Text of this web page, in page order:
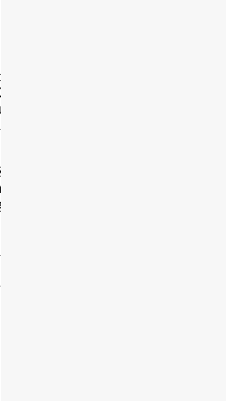
Der virtuelle Salon
Prof. Dr. Aden Kumler (Universität
17-19 Uhr,
Vortragsreihe bietet das Institut für
digitale Gesprächsplattform zur
statt. Anschließend sind Sie
virtuellen Salon (via
zur Vortragsreihe finden Sie auf
über das